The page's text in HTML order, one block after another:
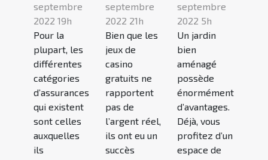
septembre
2022 19h
Pour la
plupart, les
différentes
catégories
d’assurances
qui existent
sont celles
auxquelles
ils
septembre
2022 21h
Bien que les
jeux de
casino
gratuits ne
rapportent
pas de
l’argent réel,
ils ont eu un
succès
septembre
2022 5h
Un jardin
bien
aménagé
possède
énormément
d’avantages.
Déjà, vous
profitez d’un
espace de